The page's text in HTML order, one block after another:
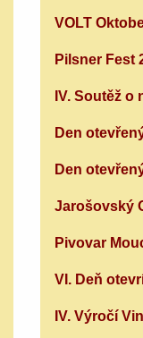
VOLT
Pilsner Fest
IV. Soutěž
Den
Den
Jarošovský
Pivovar
VI. Deň
IV. Výročí